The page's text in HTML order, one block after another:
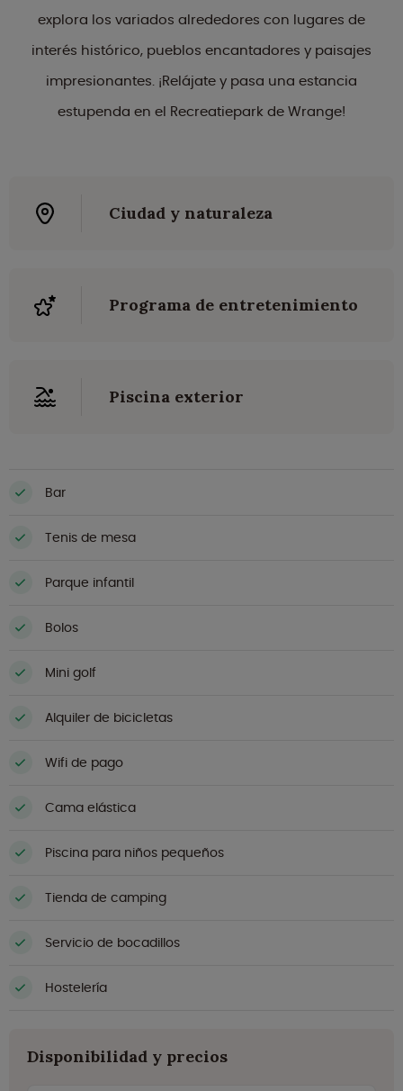
explora los variados alrededores con lugares de
interés histórico, pueblos encantadores y paisajes
impresionantes. ¡Relájate y pasa una estancia
estupenda en el Recreatiepark de Wrange!
Ciudad y naturaleza
Programa de entretenimiento
Piscina exterior
Bar
Tenis de mesa
Parque infantil
Bolos
Mini golf
Alquiler de bicicletas
Wifi de pago
Cama elástica
Piscina para niños pequeños
Tienda de camping
Servicio de bocadillos
Hostelería
Disponibilidad y precios